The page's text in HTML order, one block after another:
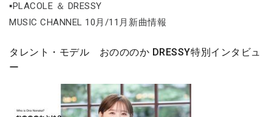
▪PLACOLE ＆ DRESSY
MUSIC CHANNEL 10月/11月新曲情報
タレント・モデル おのののか DRESSY特別インタビュ
ー